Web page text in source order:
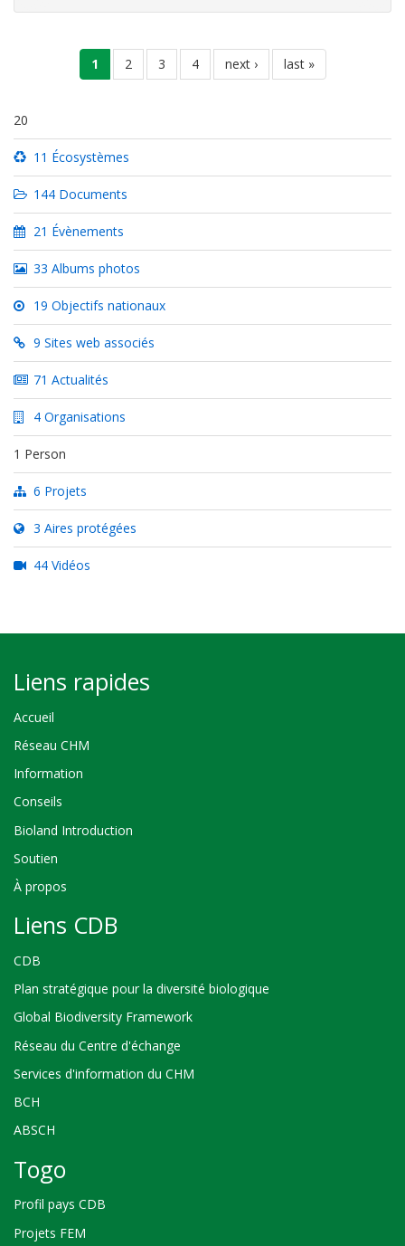
Pagination
page
courante
1 page
2 page
3 page
4
page
suivante
next ›
dernière
page
last »
20
11 Écosystèmes
144 Documents
21 Évènements
33 Albums photos
19 Objectifs nationaux
9 Sites web associés
71 Actualités
4 Organisations
1 Person
6 Projets
3 Aires protégées
44 Vidéos
Liens rapides
Accueil
Réseau CHM
Information
Conseils
Bioland Introduction
Soutien
À propos
Liens CDB
CDB
Plan stratégique pour la diversité biologique
Global Biodiversity Framework
Réseau du Centre d'échange
Services d'information du CHM
BCH
ABSCH
Togo
Profil pays CDB
Projets FEM